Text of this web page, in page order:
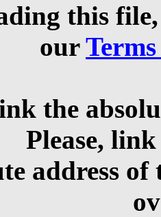
this
our
the
Please,
address